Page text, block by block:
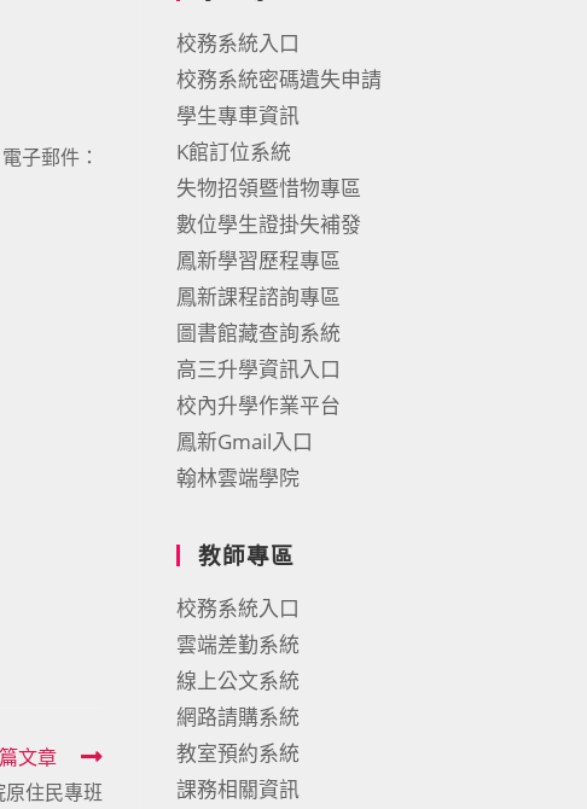
子郵件：
文章
原住民專班
校務系統入口
校務系統密碼遺失申請
學生專車資訊
K館訂位系統
失物招領暨惜物專區
數位學生證掛失補發
鳳新學習歷程專區
鳳新課程諮詢專區
圖書館藏查詢系統
高三升學資訊入口
校內升學作業平台
鳳新Gmail入口
翰林雲端學院
教師專區
校務系統入口
雲端差勤系統
線上公文系統
網路請購系統
教室預約系統
課務相關資訊